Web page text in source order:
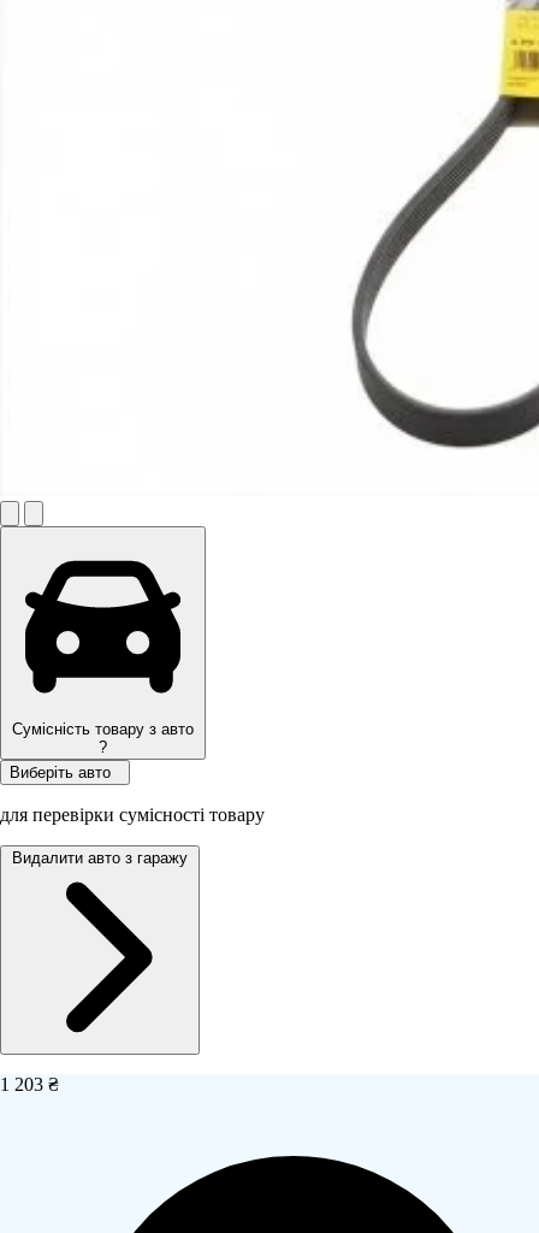
Сумісність товару з авто
?
Виберіть авто
для перевірки сумісності товару
Видалити авто з гаражу
1 203 ₴